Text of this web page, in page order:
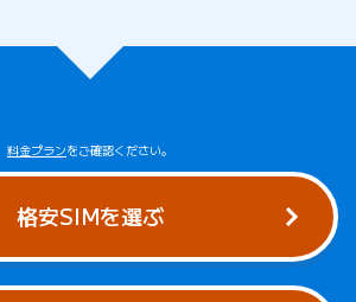
料金プランをご確認ください。
格安SIMを選ぶ